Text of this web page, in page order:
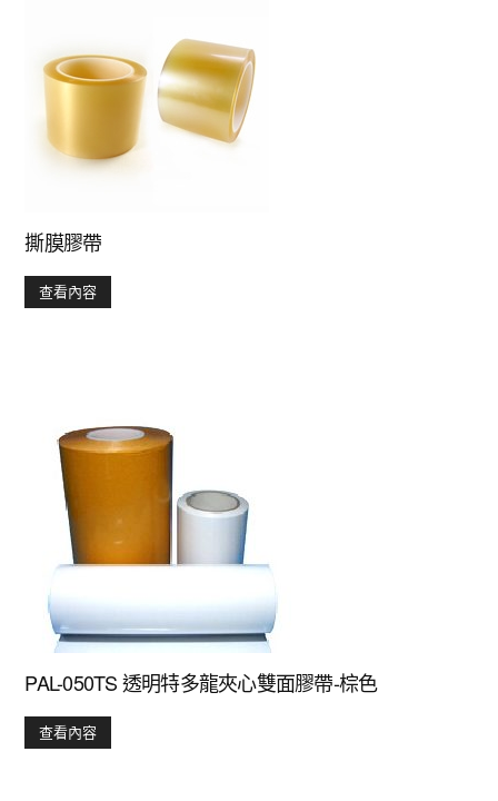
撕膜膠帶
查看內容
PAL-050TS 透明特多龍夾心雙面膠帶-棕色
查看內容